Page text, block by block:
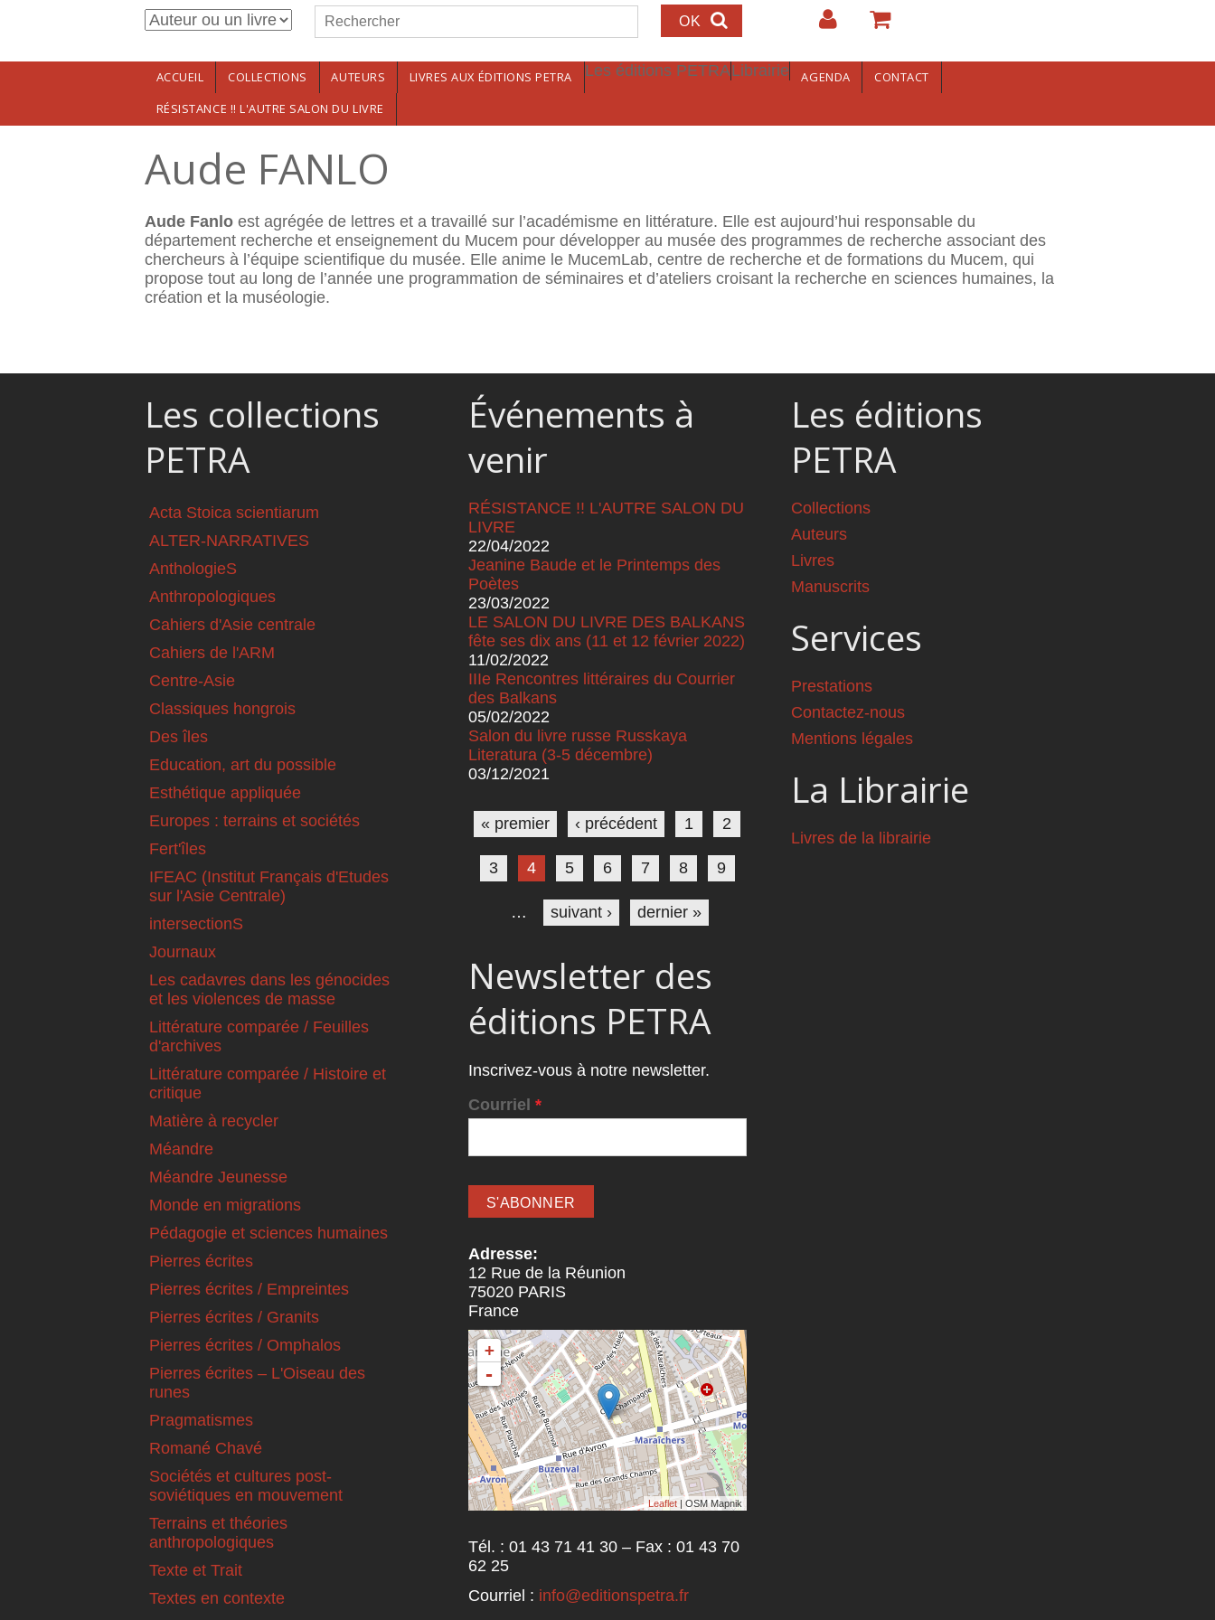
Aller au contenu principalFormulaire de recherche
Rechercher
ACCUEIL COLLECTIONS AUTEURS LIVRES AUX ÉDITIONS PETRA Les éditions PETRALibrairie AGENDA
CONTACT
RÉSISTANCE !! L'AUTRE SALON DU LIVRE
Aude FANLO
Aude Fanlo est agrégée de lettres et a travaillé sur l’académisme en littérature. Elle est aujourd’hui responsable du
département recherche et enseignement du Mucem pour développer au musée des programmes de recherche associant des
chercheurs à l’équipe scientifique du musée. Elle anime le MucemLab, centre de recherche et de formations du Mucem, qui
propose tout au long de l’année une programmation de séminaires et d’ateliers croisant la recherche en sciences humaines, la
création et la muséologie.
Les collections
PETRA
Acta Stoica scientiarum
ALTER-NARRATIVES
AnthologieS
Anthropologiques
Cahiers d'Asie centrale
Cahiers de l'ARM
Centre-Asie
Classiques hongrois
Des îles
Education, art du possible
Esthétique appliquée
Europes : terrains et sociétés
Fert'îles
IFEAC (Institut Français d'Etudes
sur l'Asie Centrale)
intersectionS
Journaux
Les cadavres dans les génocides
et les violences de masse
Littérature comparée / Feuilles
d'archives
Littérature comparée / Histoire et
critique
Matière à recycler
Méandre
Méandre Jeunesse
Monde en migrations
Pédagogie et sciences humaines
Pierres écrites
Pierres écrites / Empreintes
Pierres écrites / Granits
Pierres écrites / Omphalos
Pierres écrites – L'Oiseau des
runes
Pragmatismes
Romané Chavé
Sociétés et cultures post-
soviétiques en mouvement
Terrains et théories
anthropologiques
Texte et Trait
Textes en contexte
Événements à
venir
RÉSISTANCE !! L'AUTRE SALON DU
LIVRE
22/04/2022
Jeanine Baude et le Printemps des
Poètes
23/03/2022
LE SALON DU LIVRE DES BALKANS
fête ses dix ans (11 et 12 février 2022)
11/02/2022
IIIe Rencontres littéraires du Courrier
des Balkans
05/02/2022
Salon du livre russe Russkaya
Literatura (3-5 décembre)
03/12/2021
Pages
« premier ‹ précédent 1 2
3 4 5 6 7 8 9
… suivant › dernier »
Newsletter des
éditions PETRA
Inscrivez-vous à notre newsletter.
Courriel *
Adresse:
12 Rue de la Réunion
75020 PARIS
France
+
-
Leaflet | OSM Mapnik
Tél. : 01 43 71 41 30 – Fax : 01 43 70
62 25
Courriel : info@editionspetra.fr
Les éditions
PETRA
Collections
Auteurs
Livres
Manuscrits
Services
Prestations
Contactez-nous
Mentions légales
La Librairie
Livres de la librairie